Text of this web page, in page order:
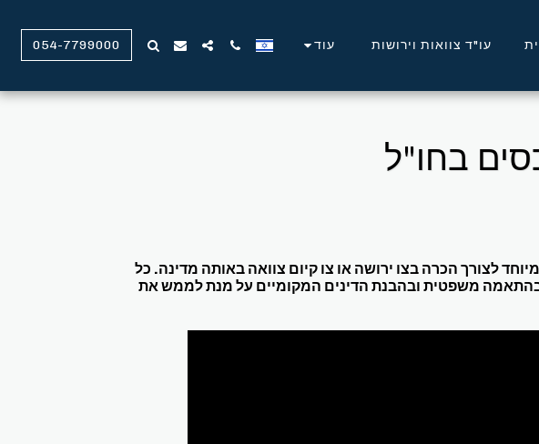
עו"ד צוואות וירושות עוד 054-7799000
בחו"ל
לצורך הכרה בצו ירושה או צו קיום צוואה באותה מדינה. כל
בהתאמה משפטית ובהבנת הדינים המקומיים על מנת לממש את